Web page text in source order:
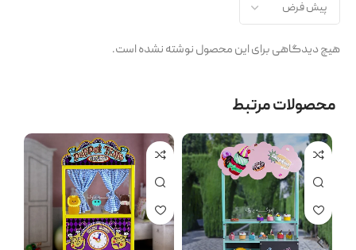
هیچ دیدگاهی برای این محصول نوشته نشده است.
محصولات مرتبط